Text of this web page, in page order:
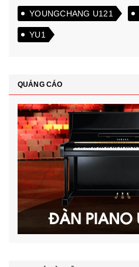
YOUNGCHANG U121
YU1
QUẢNG CÁO